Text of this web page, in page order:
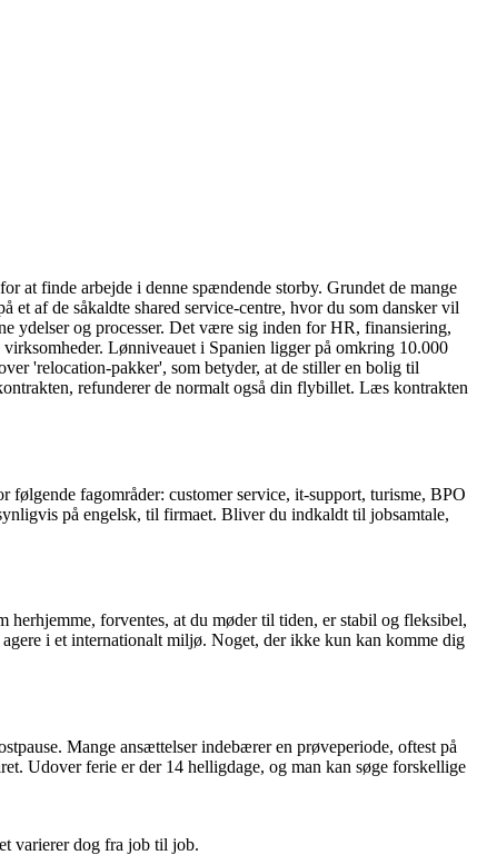
at finde arbejde i denne spændende storby. Grundet de mange
et af de såkaldte shared service-centre, hvor du som dansker vil
ydelser og processer. Det være sig inden for HR, finansiering,
Lønniveauet i Spanien ligger på omkring 10.000
'relocation-pakker', som betyder, at de stiller en bolig til
refunderer de normalt også din flybillet. Læs kontrakten
fagområder: customer service, it-support, turisme, BPO
på engelsk, til firmaet. Bliver du indkaldt til jobsamtale,
herhjemme, forventes, at du møder til tiden, er stabil og fleksibel,
i et internationalt miljø. Noget, der ikke kun kan komme dig
Mange ansættelser indebærer en prøveperiode, oftest på
Udover ferie er der 14 helligdage, og man kan søge forskellige
varierer dog fra job til job.